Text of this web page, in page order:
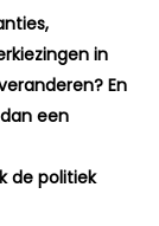
in
En
een
de politiek